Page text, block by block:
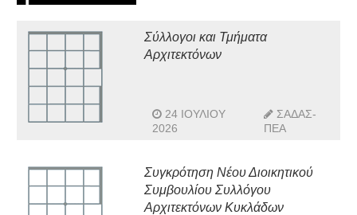
Σύλλογοι και Τμήματα
Αρχιτεκτόνων
24 ΙΟΥΛΊΟΥ
2026
ΣΑΔΑΣ-
ΠΕΑ
Συγκρότηση Νέου Διοικητικού
Συμβουλίου Συλλόγου
Αρχιτεκτόνων Κυκλάδων